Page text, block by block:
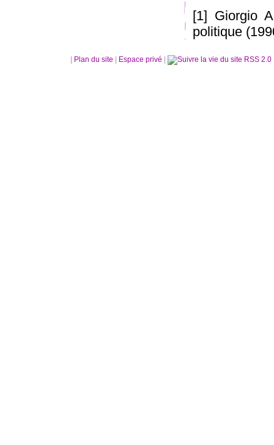
[1] Giorgio
politique
Plan du site Espace privé RSS 2.0